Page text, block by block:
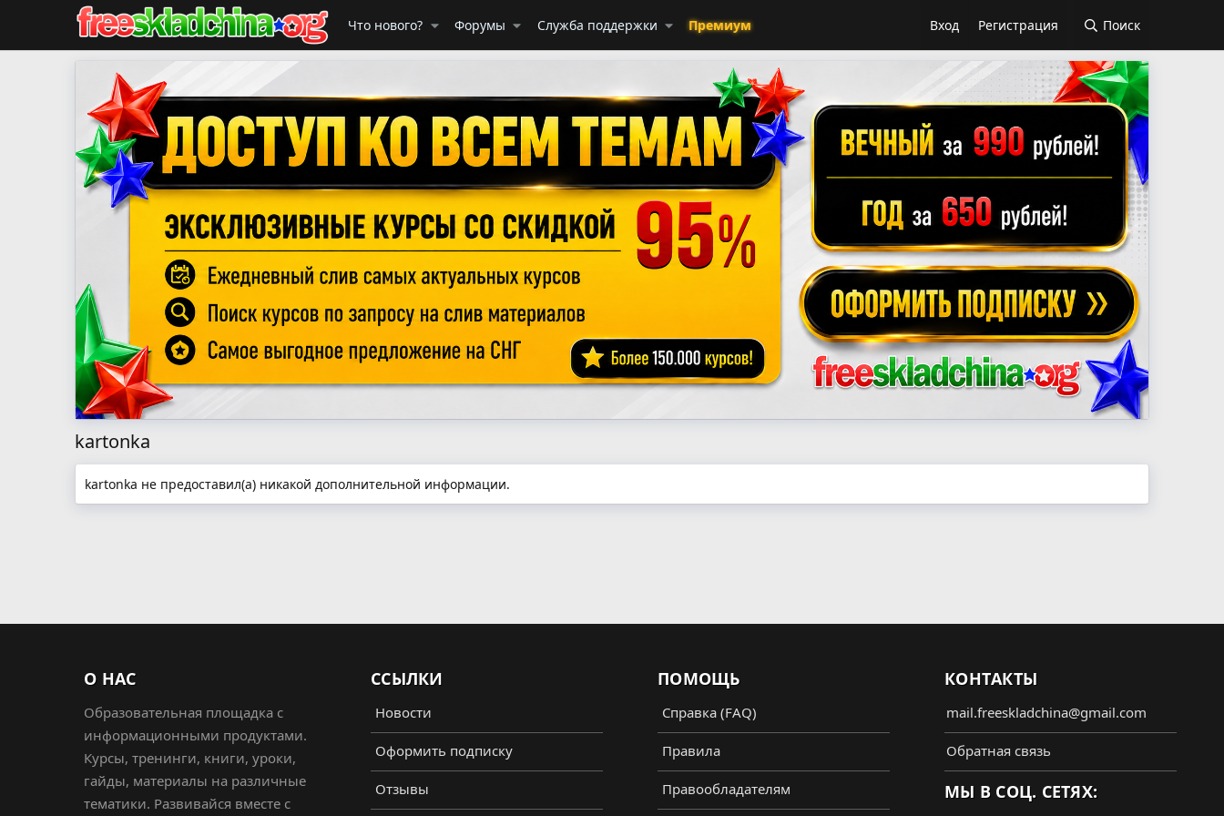
Что нового? Форумы Служба поддержки Премиум Вход Регистрация Поиск
kartonka
kartonka не предоставил(а) никакой дополнительной информации.
О НАС
Образовательная площадка с
информационными продуктами.
Курсы, тренинги, книги, уроки,
гайды, материалы на различные
тематики. Развивайся вместе с
ССЫЛКИ
Новости
Оформить подписку
Отзывы
ПОМОЩЬ
Справка (FAQ)
Правила
Правообладателям
КОНТАКТЫ
mail.freeskladchina@gmail.com
Обратная связь
МЫ В СОЦ. СЕТЯХ: